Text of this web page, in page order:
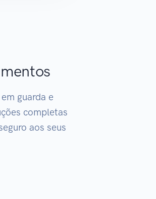
guarda e
completas
aos seus